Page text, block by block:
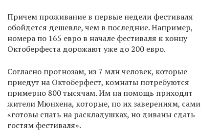
Причем проживание в первые недели фестиваля
обойдется дешевле, чем в последние. Например,
номера по 165 евро в начале фестиваля к концу
Октоберфеста дорожают уже до 200 евро.
Согласно прогнозам, из 7 млн человек, которые
приедут на Октоберфест, комнаты потребуются
примерно 800 тысячам. Им на помощь приходят
жители Мюнхена, которые, по их заверениям, сами
«готовы спать на раскладушках, но диваны сдать
гостям фестиваля».